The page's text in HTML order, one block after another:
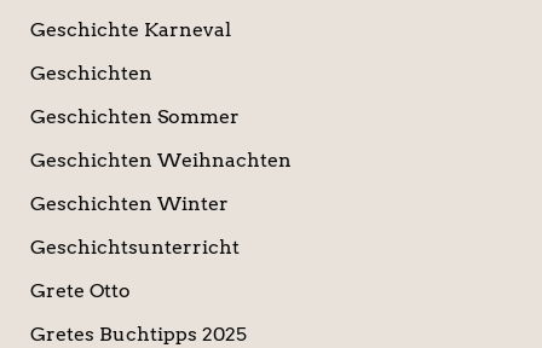
Geschichte Karneval
Geschichten
Geschichten Sommer
Geschichten Weihnachten
Geschichten Winter
Geschichtsunterricht
Grete Otto
Gretes Buchtipps 2025